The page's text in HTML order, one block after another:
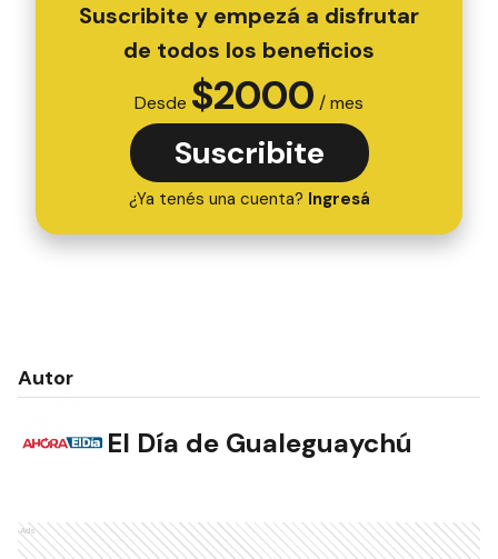
Suscribite y empezá a disfrutar
de todos los beneficios
Desde $2000 / mes
Suscribite
¿Ya tenés una cuenta? Ingresá
Autor
El Día de Gualeguaychú
Ads